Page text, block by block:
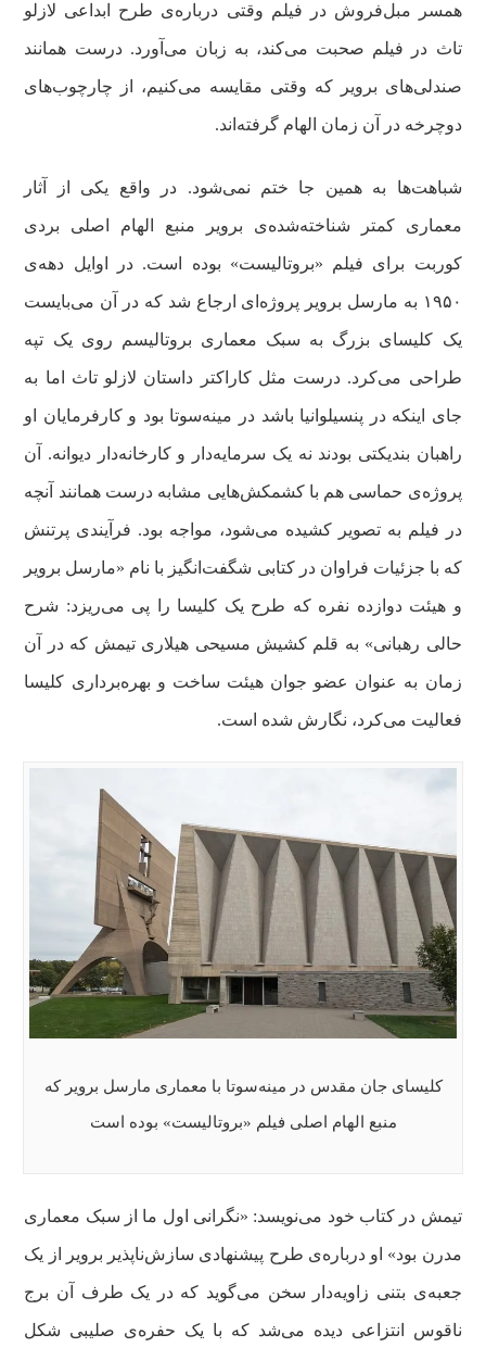
همسر مبل‌فروش در فیلم وقتی درباره‌ی طرح ابداعی لازلو
تاث در فیلم صحبت می‌کند، به زبان می‌آورد. درست همانند
صندلی‌های برویر که وقتی مقایسه می‌کنیم، از چارچوب‌های
دوچرخه در آن زمان الهام گرفته‌اند.
شباهت‌ها به همین جا ختم نمی‌شود. در واقع یکی از آثار
معماری کمتر شناخته‌‌شده‌ی برویر منبع الهام اصلی بردی
کوربت برای فیلم «بروتالیست» بوده است. در اوایل دهه‌ی
۱۹۵۰ به مارسل برویر پروژه‌ای ارجاع شد که در آن می‌بایست
یک کلیسای بزرگ به سبک معماری بروتالیسم روی یک تپه
طراحی می‌کرد. درست مثل کاراکتر داستان لازلو تاث اما به
جای اینکه در پنسیلوانیا باشد در مینه‌سوتا بود و کارفرمایان او
راهبان بندیکتی بودند نه یک سرمایه‌دار و کارخانه‌دار دیوانه. آن
پروژه‌ی حماسی هم با کشمکش‌هایی مشابه درست همانند آنچه
در فیلم به تصویر کشیده می‌شود، مواجه بود. فرآیندی پرتنش
که با جزئیات فراوان در کتابی شگفت‌انگیز با نام «مارسل برویر
و هیئت دوازده نفره که طرح یک کلیسا را پی می‌ریزد: شرح
حالی رهبانی» به قلم کشیش مسیحی هیلاری تیمش که در آن
زمان به عنوان عضو جوان هیئت ساخت و بهره‌برداری کلیسا
فعالیت می‌کرد، نگارش شده است.
کلیسای جان مقدس در مینه‌سوتا با معماری مارسل برویر که
منبع الهام اصلی فیلم «بروتالیست» بوده است
تیمش در کتاب خود می‌نویسد: «نگرانی اول ما از سبک معماری
مدرن بود» او درباره‌ی طرح پیشنهادی سازش‌ناپذیر برویر از یک
جعبه‌ی بتنی زاویه‌دار سخن می‌گوید که در یک طرف آن برج
ناقوس انتزاعی دیده می‌شد که با یک حفره‌ی صلیبی شکل